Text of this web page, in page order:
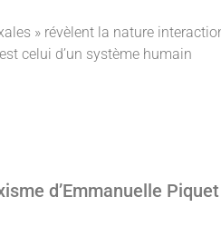
» révèlent la nature
celui d’un système humain
d’Emmanuelle Piquet